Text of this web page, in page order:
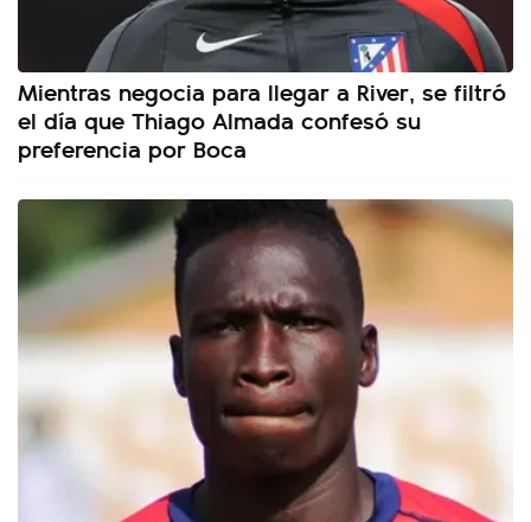
Mientras negocia para llegar a River, se filtró
el día que Thiago Almada confesó su
preferencia por Boca